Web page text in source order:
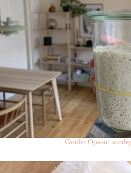
Guide: Opstart surdej